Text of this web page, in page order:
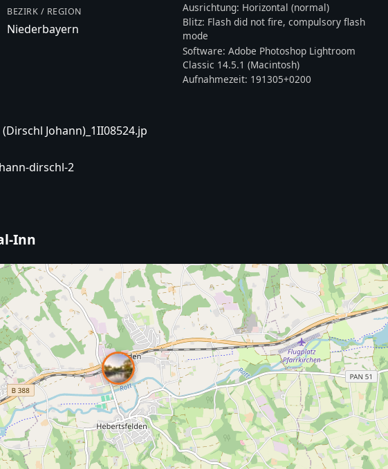
BEZIRK / REGION
Niederbayern
Johann)_1II08524.jp
dirschl-2
Ausrichtung: Horizontal (normal)
Blitz: Flash did not fire, compulsory flash
mode
Software:Adobe Photoshop Lightroom
Classic 14.5.1 (Macintosh)
Aufnahmezeit: 191305+0200
Inn